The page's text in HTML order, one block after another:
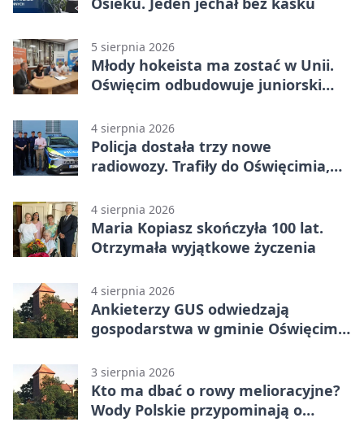
5 sierpnia 2026
Młody hokeista ma zostać w Unii.
Oświęcim odbudowuje juniorski
4 sierpnia 2026
Policja dostała trzy nowe
radiowozy. Trafiły do Oświęcimia,
4 sierpnia 2026
Maria Kopiasz skończyła 100 lat.
Otrzymała wyjątkowe życzenia
4 sierpnia 2026
Ankieterzy GUS odwiedzają
gospodarstwa w gminie Oświęcim.
3 sierpnia 2026
Kto ma dbać o rowy melioracyjne?
Wody Polskie przypominają o